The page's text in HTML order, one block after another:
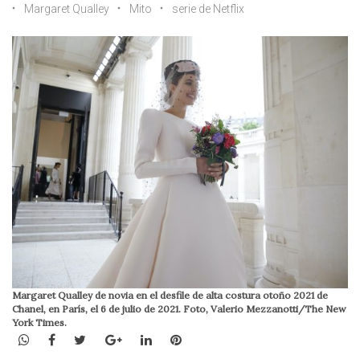
Margaret Qualley
Mito serie de Netflix
Margaret Qualley de novia en el desfile de alta costura otoño 2021 de
Chanel, en París, el 6 de julio de 2021. Foto, Valerio Mezzanotti/The New
York Times.
WhatsApp
Facebook
TwitterGoogle+LinkedInPinterest